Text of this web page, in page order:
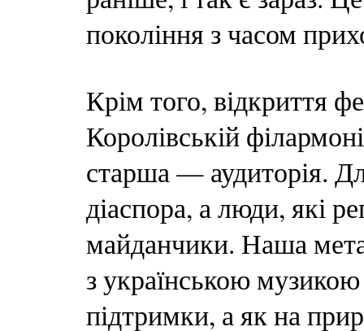
покоління з часом
Крім того, відкриття
Королівській
старша — аудиторія.
діаспора, а люди, які
майданчики. Наша
з українською
підтримки, а як на